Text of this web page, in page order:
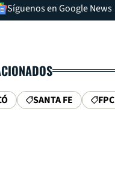
Síguenos en Google News
SANTA FE FPC